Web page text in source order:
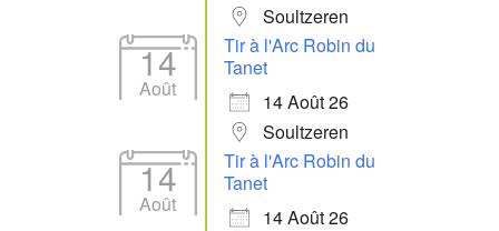
Soultzeren
14
Août
Tir à l'Arc Robin du
Tanet
14 Août 26
Soultzeren
14
Août
Tir à l'Arc Robin du
Tanet
14 Août 26